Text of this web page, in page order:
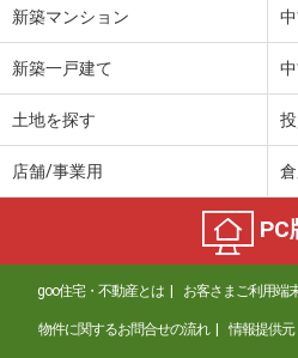
新築マンション
新築一戸建て
土地を探す
店舗/事業用
PC
goo住宅・不動産とは お客さまご利用端
物件に関するお問合せの流れ 情報提供元